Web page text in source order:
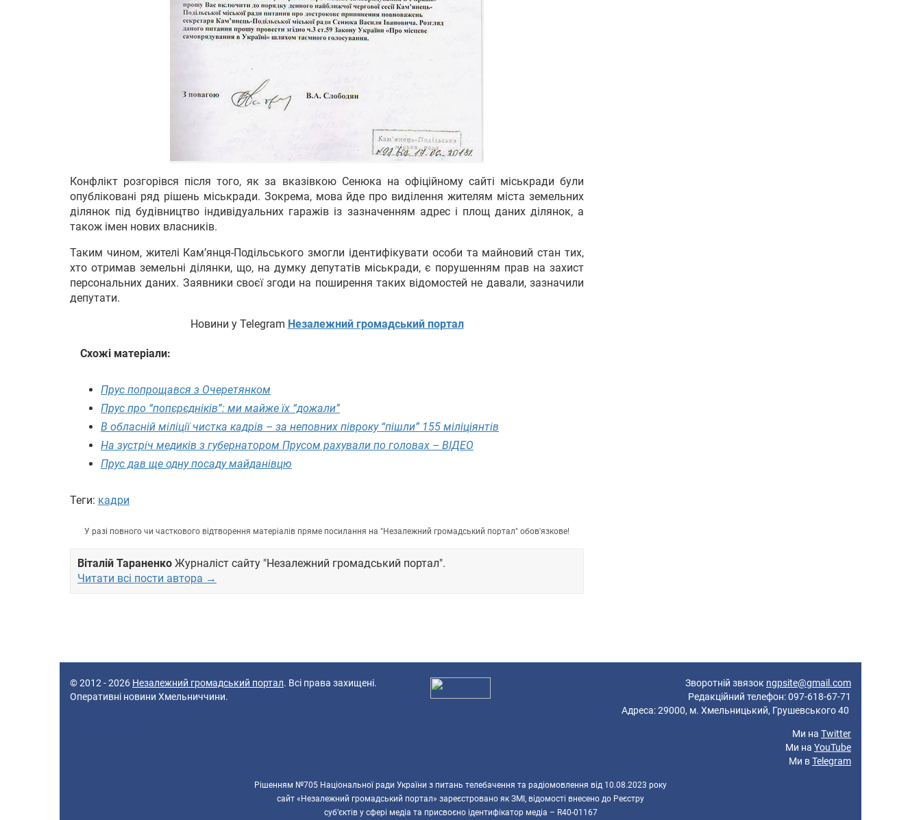
Конфлікт розгорівся після того, як за вказівкою Сенюка на офіційному сайті міськради були
опубліковані ряд рішень міськради. Зокрема, мова йде про виділення жителям міста земельних
ділянок під будівництво індивідуальних гаражів із зазначенням адрес і площ даних ділянок, а
також імен нових власників.
Таким чином, жителі Кам’янця-Подільського змогли ідентифікувати особи та майновий стан тих,
хто отримав земельні ділянки, що, на думку депутатів міськради, є порушенням прав на захист
персональних даних. Заявники своєї згоди на поширення таких відомостей не давали, зазначили
депутати.
Новини у Telegram Незалежний громадський портал
Схожі матеріали:
Прус попрощався з Очеретянком
Прус про “попєрєдніків”: ми майже їх “дожали”
В обласній міліції чистка кадрів – за неповних півроку “пішли” 155 міліціянтів
На зустріч медиків з губернатором Прусом рахували по головах – ВІДЕО
Прус дав ще одну посаду майданівцю
Теги: кадри
У разі повного чи часткового відтворення матеріалів пряме посилання на "Незалежний громадський портал" обов'язкове!
Віталій Тараненко Журналіст сайту "Незалежний громадський портал".
Читати всі пости автора →
© 2012 - 2026 Незалежний громадський портал. Всі права захищені.
Оперативні новини Хмельниччини.
Зворотній звязок ngpsite@gmail.com
Редакційний телефон: 097-618-67-71
Адреса: 29000, м. Хмельницький, Грушевського 40
Ми на Twitter
Ми на YouTube
Ми вTelegram
Рішенням №705 Національної ради України з питань телебачення та радіомовлення від 10.08.2023 року
сайт «Незалежний громадський портал» зареєстровано як ЗМІ, відомості внесено до Реєстру
суб’єктів у сфері медіа та присвоєно ідентифікатор медіа – R40-01167